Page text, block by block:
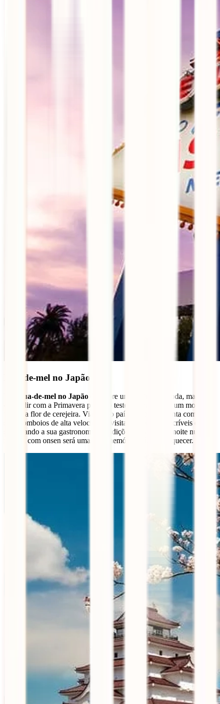
Lua-de-mel no Japão
lua-de-mel no Japão é sempre um destino de moda, mas se
coincidir com a Primavera poderão testemunhar juntos um momento
único: a flor de cerejeira. Viaja pelo país de ponta a ponta com os
seus comboios de alta velocidade, visitando templos incríveis e
saboreando a sua gastronomia e tradições. Passar uma noite num
ryokan com onsen será uma bela memória difícil de esquecer.